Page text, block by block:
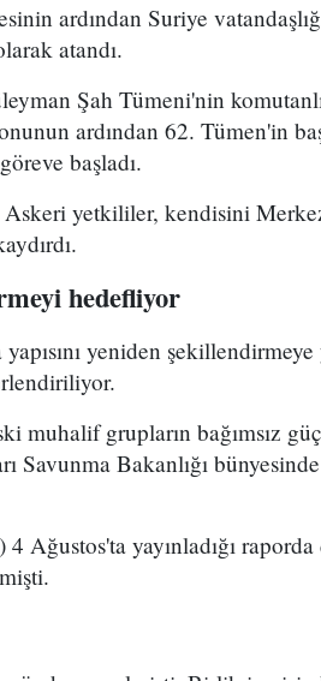
ardından Suriye
atandı.
Şah Tümeni'nin
ardından 62. Tümen'in
başladı.
Askeri yetkililer, kendisini
hedefliyor
yeniden
muhalif grupların bağımsız
Savunma Bakanlığı
Ağustos'ta yayınladığı